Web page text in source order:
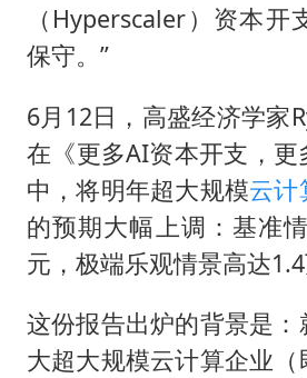
香港高温
中国第1
（Hyperscaler）资本
保守。”
6月12日，高盛经济学家
在《更多AI资本开支，更
中，将明年超大规模云计
的预期大幅上调：基准
元，极端乐观情景高达1.4
这份报告出炉的背景是
大超大规模云计算企业（